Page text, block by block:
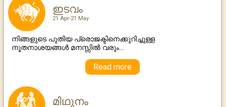
ഇടവം
21 Apr-21 May
നിങ്ങളുടെ പുതിയ പ്രൊജക്ടിനെക്കുറിച്ചുള്ള
നൂതനാശയങ്ങള്‍ മനസ്സില്‍ വരും...
Read more
മിഥുനം